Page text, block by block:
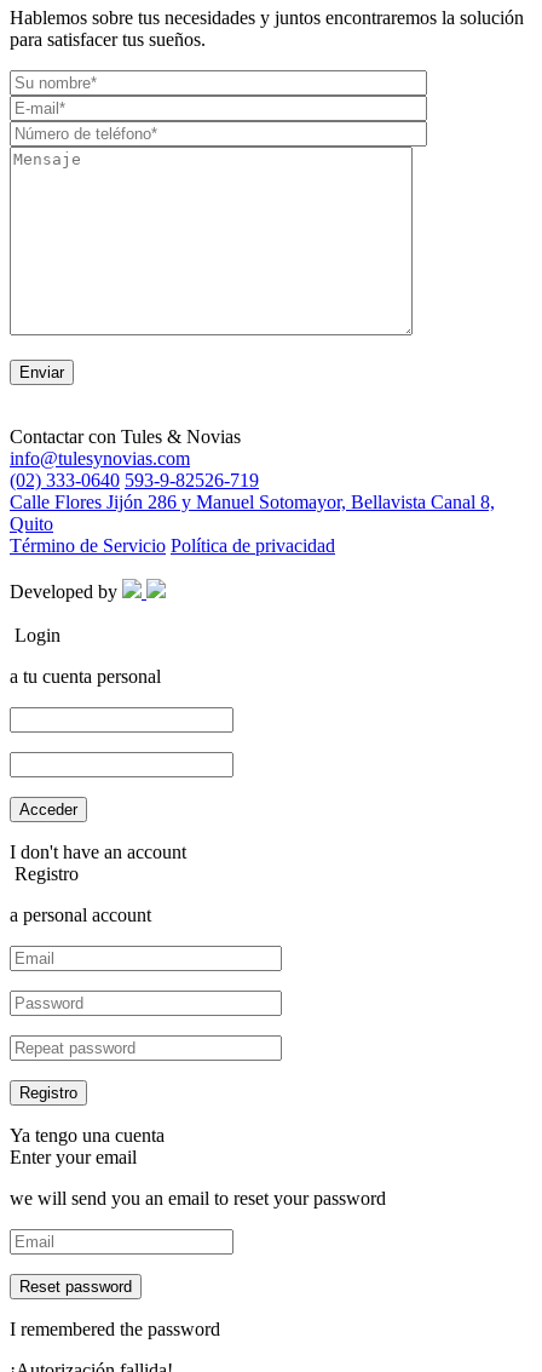
Hablemos sobre tus necesidades y juntos encontraremos la solución
para satisfacer tus sueños.
Contactar con Tules & Novias
info@tulesynovias.com
(02) 333-0640 593-9-82526-719
Calle Flores Jijón 286 y Manuel Sotomayor, Bellavista Canal 8,
Quito
Término de Servicio Política de privacidad
Developed by
Login
a tu cuenta personal
I don't have an account
Registro
a personal account
Ya tengo una cuenta
Enter your email
we will send you an email to reset your password
Reset password
I remembered the password